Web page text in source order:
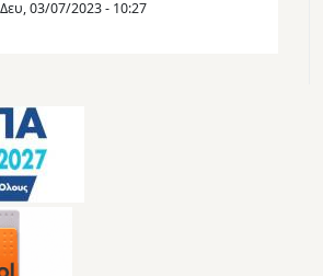
Δευ, 03/07/2023 - 10:27